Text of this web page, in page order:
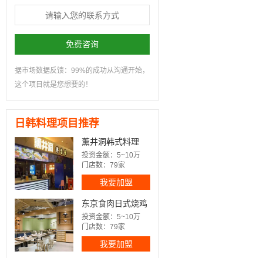
免费咨询
据市场数据反馈：99%的成功从沟通开始，
这个项目就是您想要的！
日韩料理项目推荐
薰井洞韩式料理
投资金额：5~10万
门店数：79家
我要加盟
东京食肉日式烧鸡
饭
投资金额：5~10万
门店数：79家
我要加盟